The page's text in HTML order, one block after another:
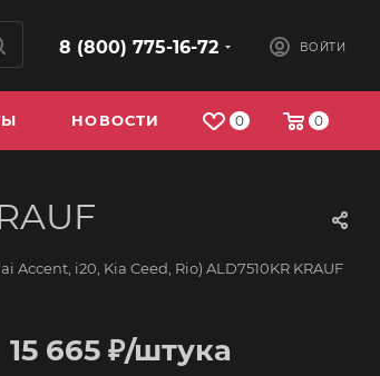
8 (800) 775-16-72 ВОЙТИ
0 0
НОВОСТИ
Accent, i20, Kia Ceed, Rio) ALD7510KR KRAUF
15 665 ₽/штука